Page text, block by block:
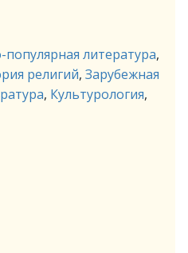
популярная литература,
религий, Зарубежная
, Культурология,